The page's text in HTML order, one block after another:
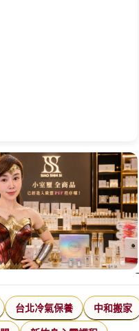
台北冷氣保養 中和搬家